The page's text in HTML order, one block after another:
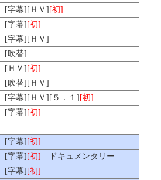
[字幕][ＨＶ][初]
[字幕][初]
[字幕][ＨＶ]
[吹替]
[ＨＶ][初]
[吹替][ＨＶ]
[字幕][ＨＶ][５．１][初]
[字幕][初]
[字幕][初]
[字幕][初] ドキュメンタリー
[字幕][初]